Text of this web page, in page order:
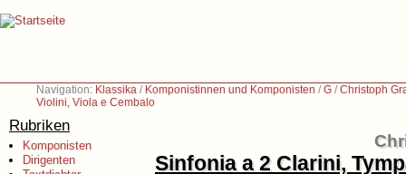
Navigation: Klassika / Komponistinnen und Komponisten /G /Christoph
Violini, Viola e Cembalo
Rubriken
Komponisten
Dirigenten
Sinfonia a 2 Clarini,